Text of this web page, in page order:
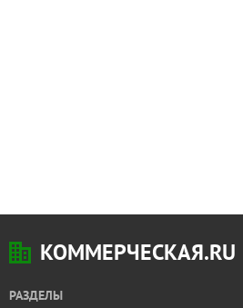
КОММЕРЧЕСКАЯ.RU
РАЗДЕЛЫ